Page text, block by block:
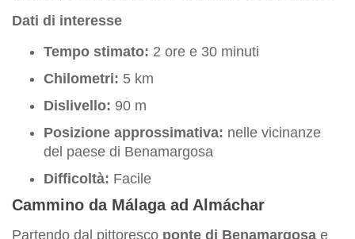
Dati di interesse
Tempo stimato: 2 ore e 30 minuti
Chilometri: 5 km
Dislivello: 90 m
Posizione approssimativa: nelle vicinanze
del paese di Benamargosa
Difficoltà: Facile
Cammino da Málaga ad Almáchar
Partendo dal pittoresco ponte di Benamargosa e